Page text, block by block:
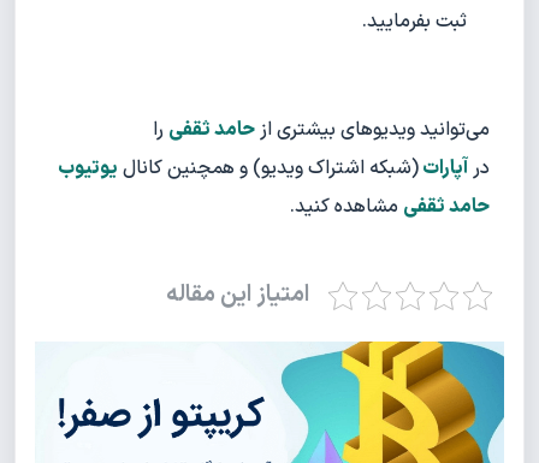
ثبت بفرمایید.
می‌توانید ویدیوهای بیشتری ازحامد ثقفی را
درآپارات(شبکه اشتراک ویدیو) و همچنین کانال یوتیوب
حامد ثقفی مشاهده کنید.
امتیاز این مقاله